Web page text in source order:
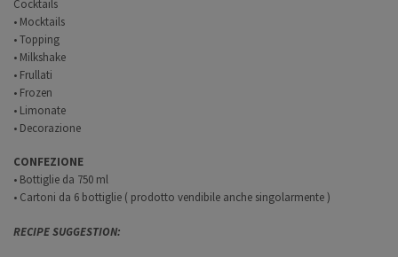
Cocktails
• Mocktails
• Topping
• Milkshake
• Frullati
• Frozen
• Limonate
• Decorazione
CONFEZIONE
• Bottiglie da 750 ml
• Cartoni da 6 bottiglie ( prodotto vendibile anche singolarmente )
RECIPE SUGGESTION: